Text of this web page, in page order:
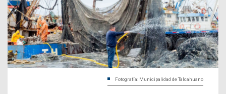
Fotografía: Municipalidad de Talcahuano